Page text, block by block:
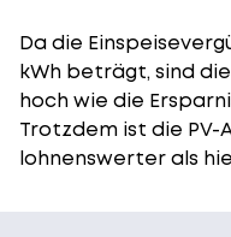
Da die
kWh beträgt, sind
hoch wie die
Trotzdem ist die PV-
lohnenswerter als